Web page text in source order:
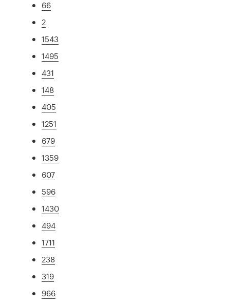
66
2
1543
1495
431
148
405
1251
679
1359
607
596
1430
494
1711
238
319
966